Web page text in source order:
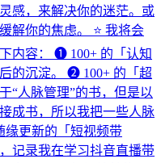
感，来解决你的迷茫。或
解你的焦虑。 ⭐️ 我将会
内容： ❶ 100+ 的「认知
的沉淀。 ❷ 100+ 的「超
“人脉管理”的书，但是以
成书，所以我把一些人脉
更新的「短视频带
记录我在学习抖音直播带